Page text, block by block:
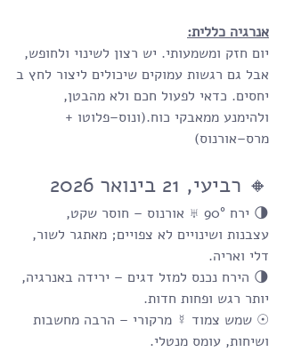
אנרגיה כללית:
יום חזק ומשמעותי. יש רצון לשינוי ולחופש,
אבל גם רגשות עמוקים שיכולים ליצור לחץ ב
יחסים. כדאי לפעול חכם ולא מהבטן,
ולהימנע ממאבקי כוח.(ונוס–פלוטו +
מרס–אורנוס)
🔸 רביעי, 21 בינואר 2026
🌗 ירח 90° ♅ אורנוס – חוסר שקט,
עצבנות ושינויים לא צפויים; מאתגר לשור,
דלי ואריה.
🌗 הירח נכנס למזל דגים – ירידה באנרגיה,
יותר רגש ופחות חדות.
☉ שמש צמוד ☿ מרקורי – הרבה מחשבות
ושיחות, עומס מנטלי.